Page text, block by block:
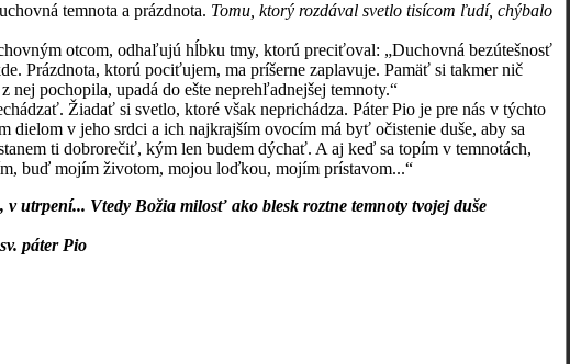
temnota a prázdnota. Tomu, ktorý rozdával svetlo tisícom ľudí, chýbalo
otcom, odhaľujú hĺbku tmy, ktorú preciťoval: „Duchovná bezútešnosť
Prázdnota, ktorú pociťujem, ma príšerne zaplavuje. Pamäť si takmer nič
nej pochopila, upadá do ešte neprehľadnejšej temnoty.“
Žiadať si svetlo, ktoré však neprichádza. Páter Pio je pre nás v týchto
v jeho srdci a ich najkrajším ovocím má byť očistenie duše, aby sa
ti dobrorečiť, kým len budem dýchať. A aj keď sa topím v temnotách,
buď mojím životom, mojou loďkou, mojím prístavom...“
utrpení... Vtedy Božia milosť ako blesk roztne temnoty tvojej duše